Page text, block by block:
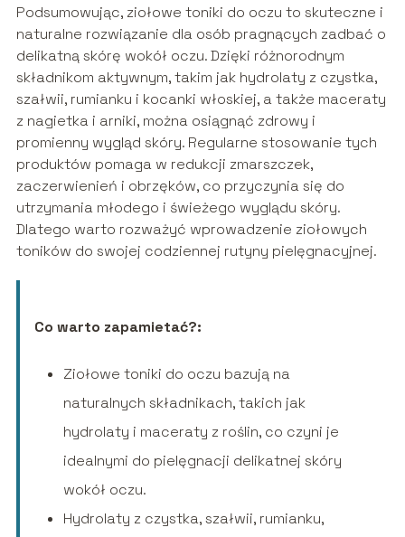
Podsumowując, ziołowe toniki do oczu to skuteczne i
naturalne rozwiązanie dla osób pragnących zadbać o
delikatną skórę wokół oczu. Dzięki różnorodnym
składnikom aktywnym, takim jak hydrolaty z czystka,
szałwii, rumianku i kocanki włoskiej, a także maceraty
z nagietka i arniki, można osiągnąć zdrowy i
promienny wygląd skóry. Regularne stosowanie tych
produktów pomaga w redukcji zmarszczek,
zaczerwienień i obrzęków, co przyczynia się do
utrzymania młodego i świeżego wyglądu skóry.
Dlatego warto rozważyć wprowadzenie ziołowych
toników do swojej codziennej rutyny pielęgnacyjnej.
Co warto zapamietać?:
Ziołowe toniki do oczu bazują na
naturalnych składnikach, takich jak
hydrolaty i maceraty z roślin, co czyni je
idealnymi do pielęgnacji delikatnej skóry
wokół oczu.
Hydrolaty z czystka, szałwii, rumianku,